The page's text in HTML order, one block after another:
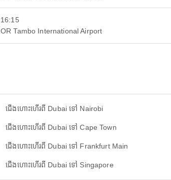
16:15
OR Tambo International Airport
ជើងហោះហើរពី Dubai ទៅ Nairobi
ជើងហោះហើរពី Dubai ទៅ Cape Town
ជើងហោះហើរពី Dubai ទៅ Frankfurt Main
ជើងហោះហើរពី Dubai ទៅ Singapore